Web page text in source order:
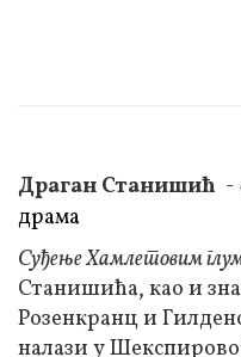
Драган Станишић -
драма
Суђење Хамлетовим
Станишића, као и
Розенкранц и
налази у